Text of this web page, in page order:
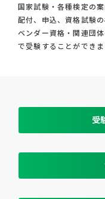
国家試験・各種検定の
配付、申込、資格試験
ベンダー資格・関連団
で受験することができま
受